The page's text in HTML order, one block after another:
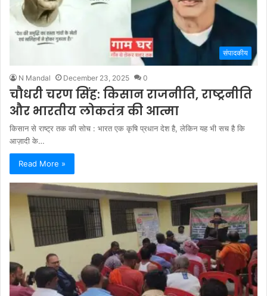
संपादकीय
N Mandal December 23, 2025 0
चौधरी चरण सिंह: किसान राजनीति, राष्ट्रनीति
और भारतीय लोकतंत्र की आत्मा
किसान से राष्ट्र तक की सोच : भारत एक कृषि प्रधान देश है, लेकिन यह भी सच है कि
आज़ादी के…
Read More »